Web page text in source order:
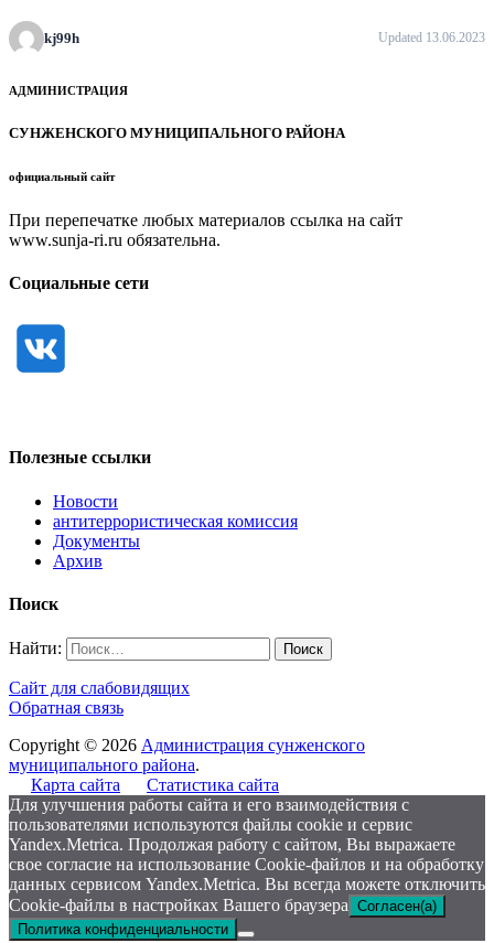
kj99h Updated 13.06.2023
АДМИНИСТРАЦИЯ
СУНЖЕНСКОГО МУНИЦИПАЛЬНОГО РАЙОНА
официальный сайт
При перепечатке любых материалов ссылка на сайт
www.sunja-ri.ru обязательна.
Социальные сети
Полезные ссылки
Новости
антитеррористическая комиссия
Документы
Архив
Поиск
Найти:
Сайт для слабовидящих
Обратная связь
Copyright © 2026 Администрация сунженского
муниципального района.
Карта сайта
Статистика сайта
Для улучшения работы сайта и его взаимодействия с
пользователями используются файлы cookie и сервис
Yandex.Metrica. Продолжая работу с сайтом, Вы выражаете
свое согласие на использование Cookie-файлов и на обработку
данных сервисом Yandex.Metrica. Вы всегда можете отключить
Cookie-файлы в настройках Вашего браузера Согласен(а)
Политика конфиденциальности